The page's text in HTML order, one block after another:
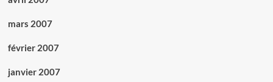
mars 2007
février 2007
janvier 2007